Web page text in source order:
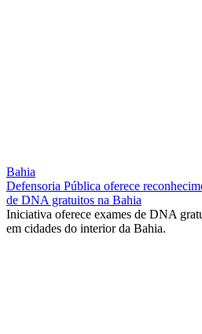
Bahia
Defensoria Pública oferece
de DNA gratuitos na Bahia
Iniciativa oferece exames de DNA
em cidades do interior da Bahia.